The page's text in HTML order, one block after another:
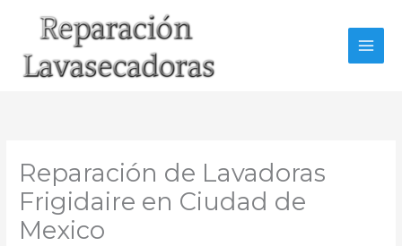
Reparación de Lavadoras
Frigidaire en Ciudad de
Mexico